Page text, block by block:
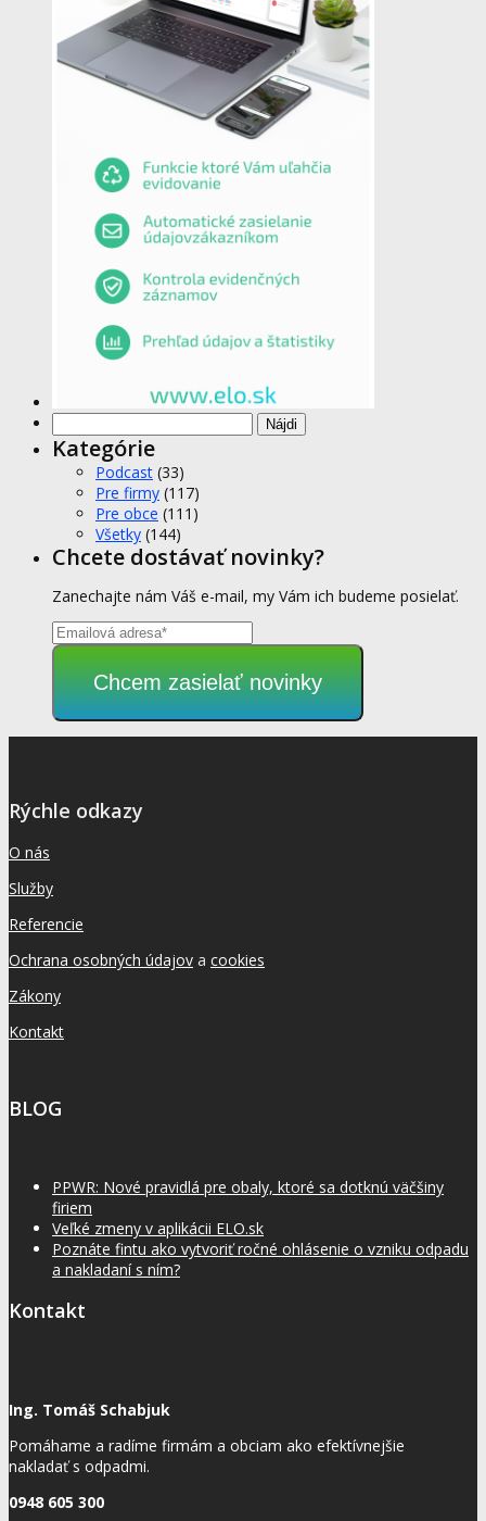
Kategórie
Podcast (33)
Pre firmy (117)
Pre obce (111)
Všetky (144)
Chcete dostávať novinky?
Zanechajte nám Váš e-mail, my Vám ich budeme posielať.
Chcem zasielať novinky
Rýchle odkazy
O nás
Služby
Referencie
Ochrana osobných údajov a cookies
Zákony
Kontakt
BLOG
PPWR: Nové pravidlá pre obaly, ktoré sa dotknú väčšiny
firiem
Veľké zmeny v aplikácii ELO.sk
Poznáte fintu ako vytvoriť ročné ohlásenie o vzniku odpadu
a nakladaní s ním?
Kontakt
Ing. Tomáš Schabjuk
Pomáhame a radíme firmám a obciam ako efektívnejšie
nakladať s odpadmi.
0948 605 300